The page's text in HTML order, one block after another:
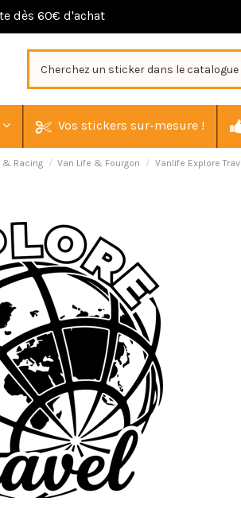
dès 60€ d'achat
Vos stickers sur-mesure !
& Racing Van Life & Fourgon Vanlife Explore